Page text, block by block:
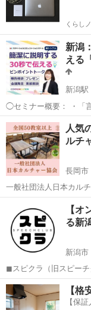
くらし
新潟
える
新潟駅
◯セミナー概要： ・「
簡潔にまとめてほしい
ませんか？ 忙しい現代において、端的に、わかりやすく伝えること
は、ビジネスマン...
新潟 新潟市 新
人気
ルチ
長岡市
一般社団法人日本カル
カルチャーまで、様々
ります。 下記のURL
とができ、 24時間ご予
【オ
る新
新潟市
◼︎スピクラ（旧スピー
症の方限定のスピーチ
含め50回以上開催して
代表者自身があ...
新潟 新潟市 話
【格
【保